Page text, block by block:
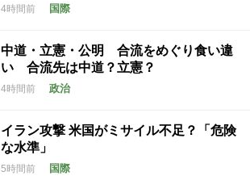
4時間前 国際
中道・立憲・公明 合流をめぐり食い違
い 合流先は中道？立憲？
4時間前 政治
イラン攻撃 米国がミサイル不足？「危険
な水準」
5時間前 国際